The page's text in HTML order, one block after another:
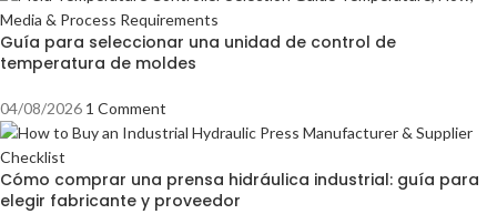
Guía para seleccionar una unidad de control de
temperatura de moldes
04/08/2026 1 Comment
Cómo comprar una prensa hidráulica industrial: guía para
elegir fabricante y proveedor